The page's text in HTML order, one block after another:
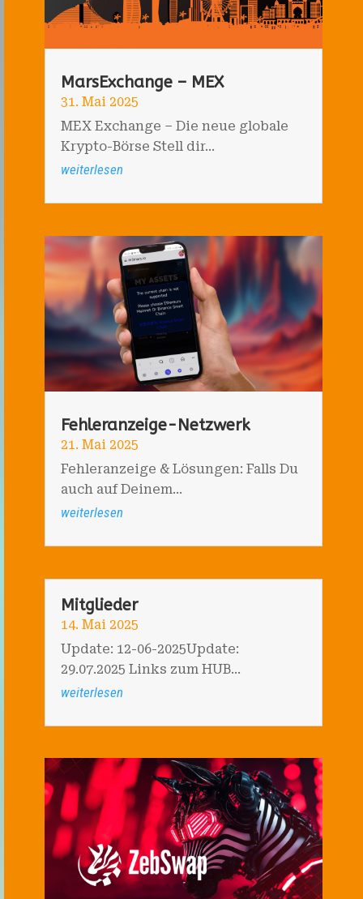
MarsExchange – MEX
31. Mai 2025
MEX Exchange – Die neue globale
Krypto-Börse Stell dir...
weiterlesen
Fehleranzeige-Netzwerk
21. Mai 2025
Fehleranzeige & Lösungen: Falls Du
auch auf Deinem...
weiterlesen
Mitglieder
14. Mai 2025
Update: 12-06-2025Update:
29.07.2025 Links zum HUB...
weiterlesen